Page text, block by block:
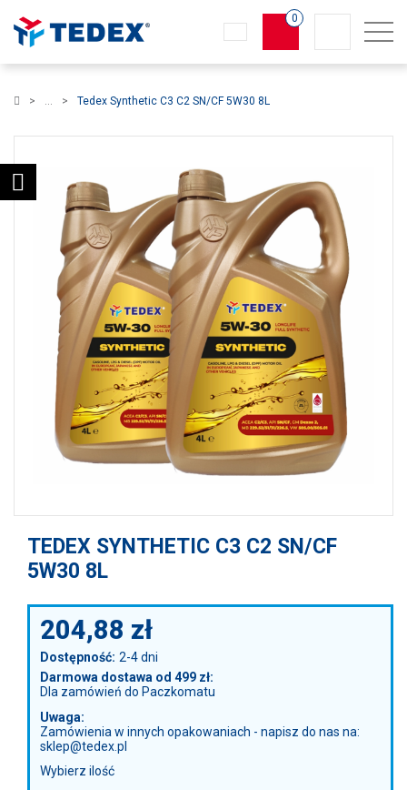
0
Koszyk
info:Twój koszyk jest pusty! ×
Tedex Synthetic C3 C2 SN/CF 5W30 8L
TEDEX SYNTHETIC C3 C2 SN/CF
5W30 8L
204,88 zł
Dostępność: 2-4 dni
Darmowa dostawa od 499 zł:
Dla zamówień do Paczkomatu
Uwaga:
Zamówienia w innych opakowaniach - napisz do nas na:
sklep@tedex.pl
Wybierz ilość